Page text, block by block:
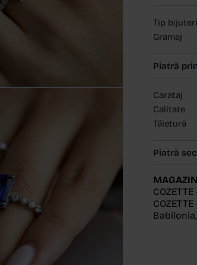
Tip
Gramaj
Piatră
Carataj
Calitate
Tăietură
Piatră